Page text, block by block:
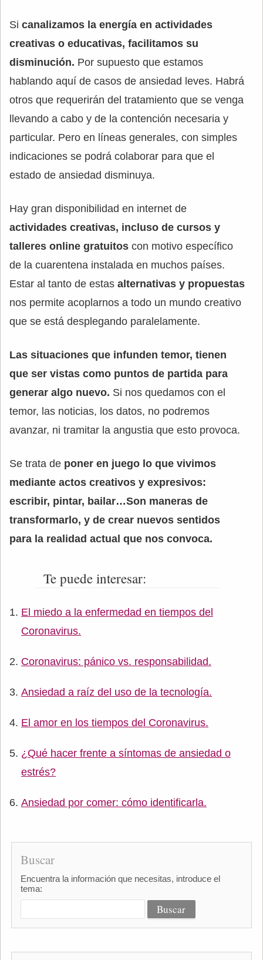
Si canalizamos la energía en actividades
creativas o educativas, facilitamos su
disminución. Por supuesto que estamos
hablando aquí de casos de ansiedad leves. Habrá
otros que requerirán del tratamiento que se venga
llevando a cabo y de la contención necesaria y
particular. Pero en líneas generales, con simples
indicaciones se podrá colaborar para que el
estado de ansiedad disminuya.
Hay gran disponibilidad en internet de
actividades creativas, incluso de cursos y
talleres online gratuitos con motivo específico
de la cuarentena instalada en muchos países.
Estar al tanto de estas alternativas y propuestas
nos permite acoplarnos a todo un mundo creativo
que se está desplegando paralelamente.
Las situaciones que infunden temor, tienen
que ser vistas como puntos de partida para
generar algo nuevo. Si nos quedamos con el
temor, las noticias, los datos, no podremos
avanzar, ni tramitar la angustia que esto provoca.
Se trata de poner en juego lo que vivimos
mediante actos creativos y expresivos:
escribir, pintar, bailar…Son maneras de
transformarlo, y de crear nuevos sentidos
para la realidad actual que nos convoca.
Te puede interesar:
El miedo a la enfermedad en tiempos del
Coronavirus.
Coronavirus: pánico vs. responsabilidad.
Ansiedad a raíz del uso de la tecnología.
El amor en los tiempos del Coronavirus.
¿Qué hacer frente a síntomas de ansiedad o
estrés?
Ansiedad por comer: cómo identificarla.
Buscar
Encuentra la información que necesitas, introduce el
tema: